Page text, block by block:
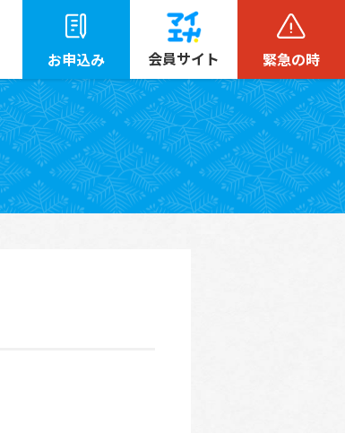
お申込み 会員サイト 緊急の時